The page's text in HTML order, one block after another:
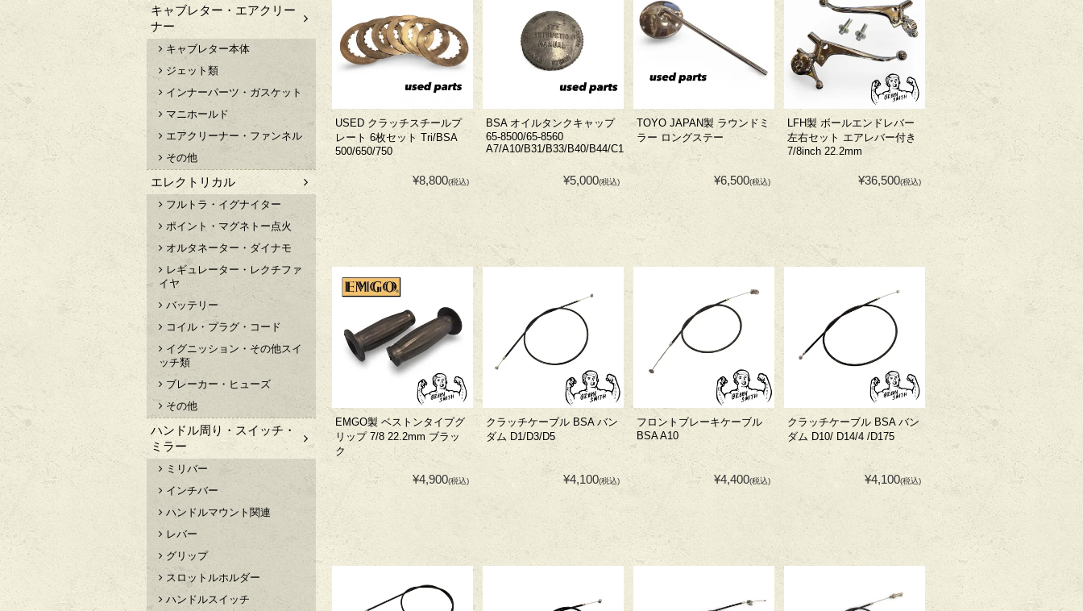
USED クラッチスチールプ
レート 6枚セット Tri/BSA
500/650/750
¥8,800(税込)
BSA オイルタンクキャップ
65-8500/65-8560
A7/A10/B31/B33/B40/B44/C15/M20
¥5,000(税込)
TOYO JAPAN製 ラウンドミ
ラー ロングステー
¥6,500(税込)
LFH製 ボールエンドレバー
左右セット エアレバー付き
7/8inch 22.2mm
¥36,500(税込)
EMGO製 ベストンタイプグ
リップ 7/8 22.2mm ブラッ
ク
¥4,900(税込)
クラッチケーブル BSA バン
ダム D1/D3/D5
¥4,100(税込)
フロントブレーキケーブル
BSA A10
¥4,400(税込)
クラッチケーブル BSA バン
ダム D10/ D14/4 /D175
¥4,100(税込)
キャブレター・エアクリー
ナー
キャブレター本体
ジェット類
インナーパーツ・ガスケット
マニホールド
エアクリーナー・ファンネル
その他
エレクトリカル
フルトラ・イグナイター
ポイント・マグネトー点火
オルタネーター・ダイナモ
レギュレーター・レクチファ
イヤ
バッテリー
コイル・プラグ・コード
イグニッション・その他スイ
ッチ類
ブレーカー・ヒューズ
その他
ハンドル周り・スイッチ・
ミラー
ミリバー
インチバー
ハンドルマウント関連
レバー
グリップ
スロットルホルダー
ハンドルスイッチ